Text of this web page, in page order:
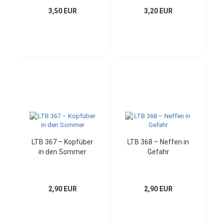
3,50 EUR 3,20 EUR
LTB 367 – Kopfüber
in den Sommer
2,90 EUR
LTB 368 – Neffen in
Gefahr
2,90 EUR